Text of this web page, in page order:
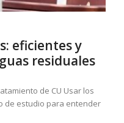
eficientes y
residuales
de CU Usar los
de estudio para entender